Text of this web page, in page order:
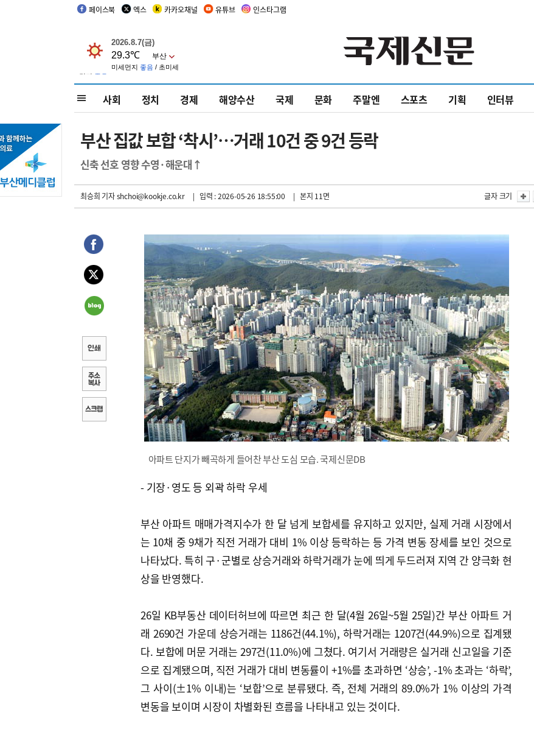
페이스북 엑스 카카오채널 유튜브 인스타그램
사회 정치 경제 해양수산 국제 문화 주말엔 스포츠 기획 인터뷰
부산 집값 보합 ‘착시’…거래 10건 중 9건 등락
신축 선호 영향 수영·해운대↑
최승희 기자shchoi@kookje.co.kr | 입력 : 2026-05-26 18:55:00 | 본지 11면 글자 크기
아파트 단지가 빼곡하게 들어찬 부산 도심 모습. 국제신문DB
- 기장·영도 등 외곽 하락 우세
부산 아파트 매매가격지수가 한 달 넘게 보합세를 유지하고 있지만, 실제 거래 시장에서
는 10채 중 9채가 직전 거래가 대비 1% 이상 등락하는 등 가격 변동 장세를 보인 것으로
나타났다. 특히 구·군별로 상승거래와 하락거래가 눈에 띄게 두드러져 지역 간 양극화 현
상을 반영했다.
26일 KB부동산 데이터허브에 따르면 최근 한 달(4월 26일~5월 25일)간 부산 아파트 거
래 2690건 가운데 상승거래는 1186건(44.1%), 하락거래는 1207건(44.9%)으로 집계됐
다. 보합에 머문 거래는 297건(11.0%)에 그쳤다. 여기서 거래량은 실거래 신고일을 기준
으로 집계됐으며, 직전 거래가 대비 변동률이 +1%를 초과하면 ‘상승’, -1% 초과는 ‘하락’,
그 사이(±1% 이내)는 ‘보합’으로 분류됐다. 즉, 전체 거래의 89.0%가 1% 이상의 가격
변동을 보이며 시장이 차별화된 흐름을 나타내고 있는 것이다.